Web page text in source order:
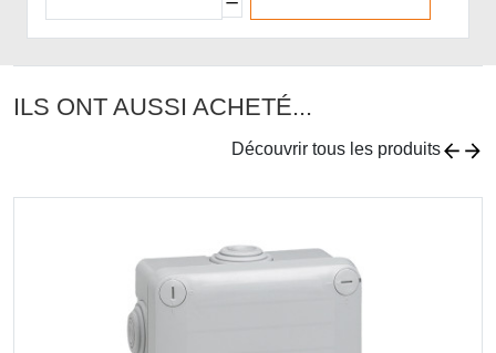
ILS ONT AUSSI ACHETÉ...
Découvrir tous les produits